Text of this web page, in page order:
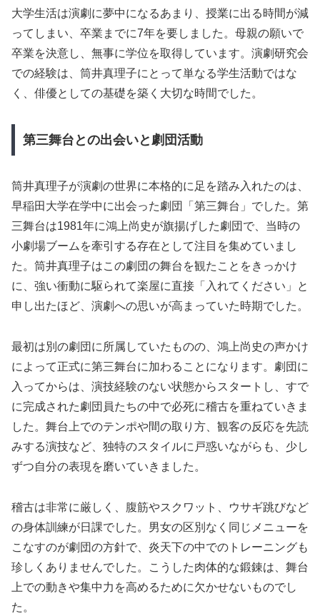
大学生活は演劇に夢中になるあまり、授業に出る時間が減
ってしまい、卒業までに7年を要しました。母親の願いで
卒業を決意し、無事に学位を取得しています。演劇研究会
での経験は、筒井真理子にとって単なる学生活動ではな
く、俳優としての基礎を築く大切な時間でした。
第三舞台との出会いと劇団活動
筒井真理子が演劇の世界に本格的に足を踏み入れたのは、
早稲田大学在学中に出会った劇団「第三舞台」でした。第
三舞台は1981年に鴻上尚史が旗揚げした劇団で、当時の
小劇場ブームを牽引する存在として注目を集めていまし
た。筒井真理子はこの劇団の舞台を観たことをきっかけ
に、強い衝動に駆られて楽屋に直接「入れてください」と
申し出たほど、演劇への思いが高まっていた時期でした。
最初は別の劇団に所属していたものの、鴻上尚史の声かけ
によって正式に第三舞台に加わることになります。劇団に
入ってからは、演技経験のない状態からスタートし、すで
に完成された劇団員たちの中で必死に稽古を重ねていきま
した。舞台上でのテンポや間の取り方、観客の反応を先読
みする演技など、独特のスタイルに戸惑いながらも、少し
ずつ自分の表現を磨いていきました。
稽古は非常に厳しく、腹筋やスクワット、ウサギ跳びなど
の身体訓練が日課でした。男女の区別なく同じメニューを
こなすのが劇団の方針で、炎天下の中でのトレーニングも
珍しくありませんでした。こうした肉体的な鍛錬は、舞台
上での動きや集中力を高めるために欠かせないものでし
た。